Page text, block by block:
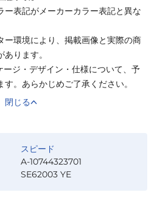
表記がメーカーカラー表記と異な
環境により、掲載画像と実際の商
ります。
ジ・デザイン・仕様について、予
。あらかじめご了承ください。
閉じる
スピード
A-10744323701
SE62003 YE